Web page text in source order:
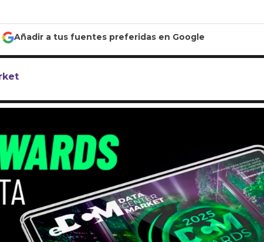
Añadir a tus fuentes preferidas en Google